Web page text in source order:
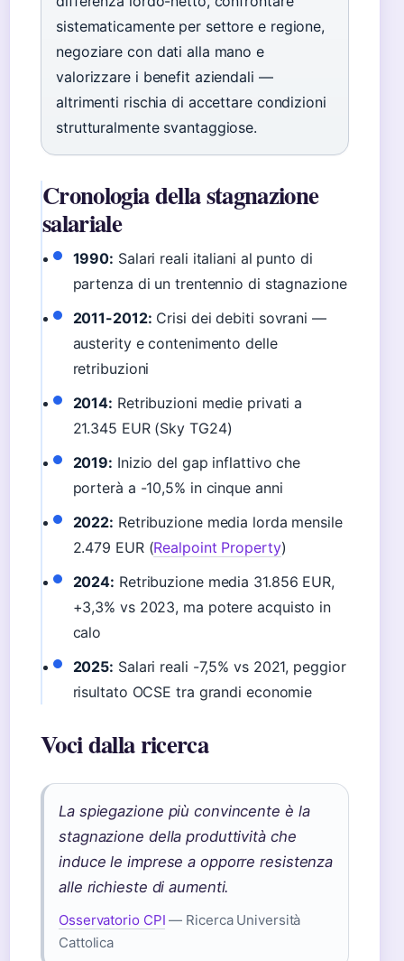
sistematicamente per settore e regione,
negoziare con dati alla mano e
valorizzare i benefit aziendali —
altrimenti rischia di accettare condizioni
strutturalmente svantaggiose.
Cronologia della stagnazione
salariale
1990: Salari reali italiani al punto di
partenza di un trentennio di stagnazione
2011-2012: Crisi dei debiti sovrani —
austerity e contenimento delle
retribuzioni
2014: Retribuzioni medie privati a
21.345 EUR (Sky TG24)
2019: Inizio del gap inflattivo che
porterà a -10,5% in cinque anni
2022: Retribuzione media lorda mensile
2.479 EUR (Realpoint Property)
2024: Retribuzione media 31.856 EUR,
+3,3% vs 2023, ma potere acquisto in
calo
2025: Salari reali -7,5% vs 2021, peggior
risultato OCSE tra grandi economie
Voci dalla ricerca
La spiegazione più convincente è la
stagnazione della produttività che
induce le imprese a opporre resistenza
alle richieste di aumenti.
Osservatorio CPI — Ricerca Università
Cattolica